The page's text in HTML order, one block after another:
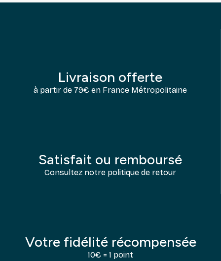
Livraison offerte
à partir de 79€ en France Métropolitaine
Satisfait ou remboursé
Consultez notre politique de retour
Votre fidélité récompensée
10€ = 1 point